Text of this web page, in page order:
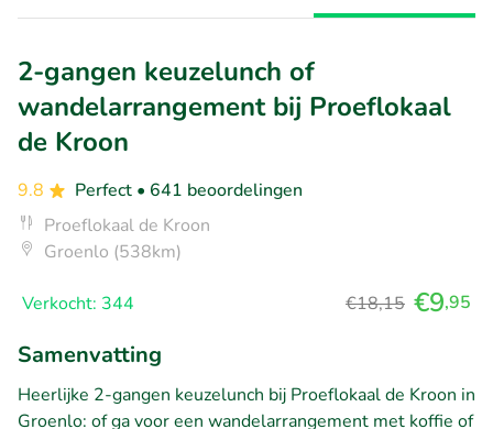
2-gangen keuzelunch of
wandelarrangement bij Proeflokaal
de Kroon
9.8 Perfect • 641 beoordelingen
Proeflokaal de Kroon
Groenlo (538km)
Verkocht: 344 €18,15 €9,95
Samenvatting
Heerlijke 2-gangen keuzelunch bij Proeflokaal de Kroon in
Groenlo: of ga voor een wandelarrangement met koffie of